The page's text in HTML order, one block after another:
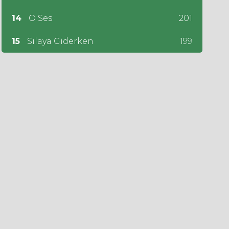
14 O Ses 201
15 Sılaya Giderken 199